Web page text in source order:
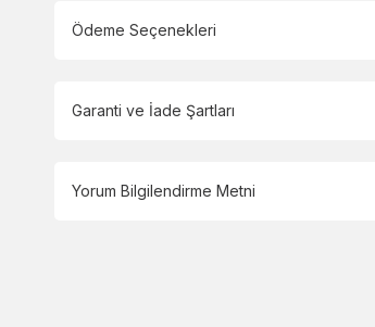
Ödeme Seçenekleri
Garanti ve İade Şartları
Yorum Bilgilendirme Metni